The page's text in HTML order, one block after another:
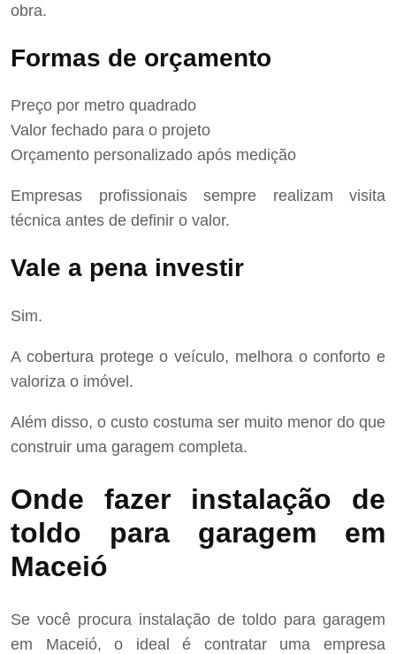
obra.
Formas de orçamento
Preço por metro quadrado
Valor fechado para o projeto
Orçamento personalizado após medição
Empresas profissionais sempre realizam visita
técnica antes de definir o valor.
Vale a pena investir
Sim.
A cobertura protege o veículo, melhora o conforto e
valoriza o imóvel.
Além disso, o custo costuma ser muito menor do que
construir uma garagem completa.
Onde fazer instalação de
toldo para garagem em
Maceió
Se você procura instalação de toldo para garagem
em Maceió, o ideal é contratar uma empresa